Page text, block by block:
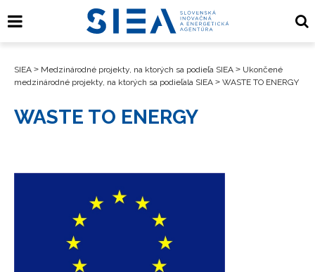
SIEA > Medzinárodné projekty, na ktorých sa podieľa SIEA > Ukončené
medzinárodné projekty, na ktorých sa podieľala SIEA > WASTE TO ENERGY
WASTE TO ENERGY